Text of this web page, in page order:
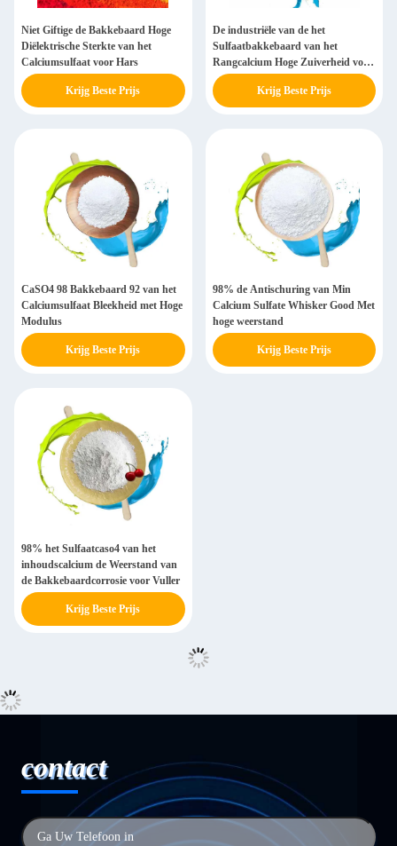
Niet Giftige de Bakkebaard Hoge
Diëlektrische Sterkte van het
Calciumsulfaat voor Hars
Krijg Beste Prijs
De industriële van de het
Sulfaatbakkebaard van het
Rangcalcium Hoge Zuiverheid voor
Harsplastiek
Krijg Beste Prijs
CaSO4 98 Bakkebaard 92 van het
Calciumsulfaat Bleekheid met Hoge
Modulus
Krijg Beste Prijs
98% de Antischuring van Min
Calcium Sulfate Whisker Good Met
hoge weerstand
Krijg Beste Prijs
98% het Sulfaatcaso4 van het
inhoudscalcium de Weerstand van
de Bakkebaardcorrosie voor Vuller
Krijg Beste Prijs
contact